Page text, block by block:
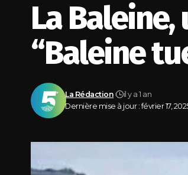
La
“Baleine
Dernière mise à jour : février 17,
La Rédaction il y a 1 an